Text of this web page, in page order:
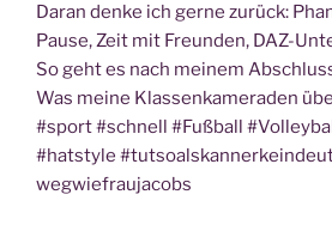
Dar­an den­ke ich ger­ne zurück:
Pau­se, Zeit mit Freun­den, DAZ-
So geht es nach mei­nem
Was mei­ne Klas­sen­ka­me­ra­den
#sport #schnell #Fuß­ball
#hat­style
weg­wie­frau­ja­cobs